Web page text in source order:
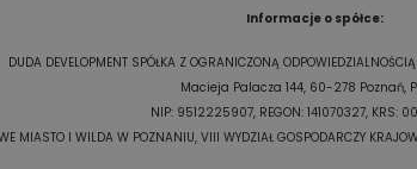
Informacje o spółce:
DUDA DEVELOPMENT SPÓŁKA Z OGRANICZONĄ
Macieja Palacza 144, 60-278 Poznań,
NIP: 9512225907, REGON: 141070327, KRS:
MIASTO I WILDA W POZNANIU, VIII WYDZIAŁ GOSPODARCZY